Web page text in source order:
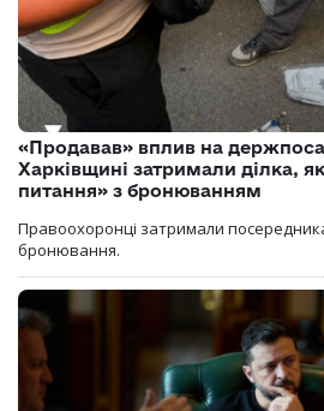
«Продавав» вплив на
Харківщині затримали ділка,
питання» з бронюванням
Правоохоронці затримали
бронювання.